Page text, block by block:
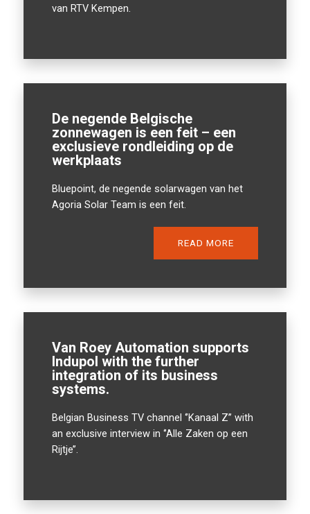
van RTV Kempen.
De negende Belgische
zonnewagen is een feit – een
exclusieve rondleiding op de
werkplaats
Bluepoint, de negende solarwagen van het
Agoria Solar Team is een feit.
READ MORE
Van Roey Automation supports
Indupol with the further
integration of its business
systems.
Belgian Business TV channel ‘’Kanaal Z’’ with
an exclusive interview in ‘’Alle Zaken op een
Rijtje’’.